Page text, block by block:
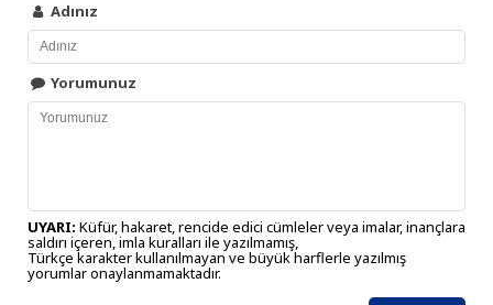
Adınız
Yorumunuz
UYARI: Küfür, hakaret, rencide edici cümleler veya imalar, inançlara
saldırı içeren, imla kuralları ile yazılmamış,
Türkçe karakter kullanılmayan ve büyük harflerle yazılmış
yorumlar onaylanmamaktadır.